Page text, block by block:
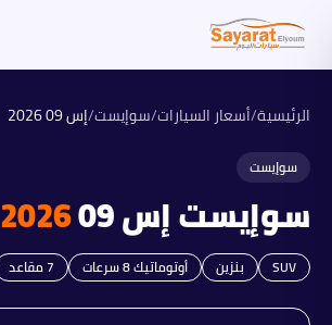
الرئيسية/أسعار السيارات/سوإيست/إس 09 2026
سوإيست
سوإيستإس 09 2026
SUV بنزين أوتوماتيك 8 سرعات 7مقاعد